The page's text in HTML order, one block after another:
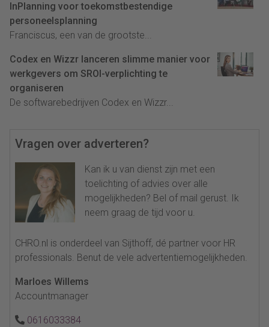
InPlanning voor toekomstbestendige
personeelsplanning
Franciscus, een van de grootste...
Codex en Wizzr lanceren slimme manier voor
werkgevers om SROI-verplichting te
organiseren
De softwarebedrijven Codex en Wizzr...
Vragen over adverteren?
Kan ik u van dienst zijn met een
toelichting of advies over alle
mogelijkheden? Bel of mail gerust. Ik
neem graag de tijd voor u.
CHRO.nl is onderdeel van Sijthoff, dé partner voor HR
professionals. Benut de vele advertentiemogelijkheden.
Marloes Willems
Accountmanager
0616033384